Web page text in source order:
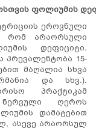
ფოლიუმის
ეროვნული
რომ არაორსული
დეფიციტი.
15-
მაღალია სხვა
და სხვ.).
პრაქტიკამ
ღეროს
დამატებით
ასევე არაორსულ